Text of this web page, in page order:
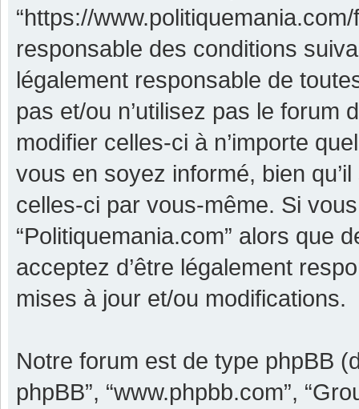
“https://
responsable des conditions
légalement responsable de
pas et/ou n’utilisez pas le forum
modifier celles-ci à n’importe
vous en soyez informé, bien
celles-ci par vous-même. Si
“Politiquemania.com” alors que
acceptez d’être légalement
mises à jour et/ou modifications.
Notre forum est de type phpBB
phpBB”, “www.phpbb.com”,